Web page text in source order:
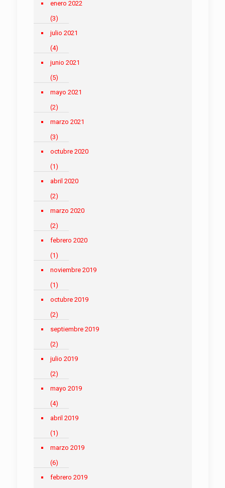
enero 2022
(3)
julio 2021
(4)
junio 2021
(5)
mayo 2021
(2)
marzo 2021
(3)
octubre 2020
(1)
abril 2020
(2)
marzo 2020
(2)
febrero 2020
(1)
noviembre 2019
(1)
octubre 2019
(2)
septiembre 2019
(2)
julio 2019
(2)
mayo 2019
(4)
abril 2019
(1)
marzo 2019
(6)
febrero 2019